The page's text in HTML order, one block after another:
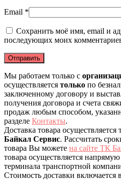
Email *
Сохранить моё имя, email и
последующих моих
Мы работаем только с
осуществляется только по
заключенному договору и
получения договора и счета
продаж любым способом,
разделе Контакты.
Доставка товара осуществляется
Байкал Сервис. Рассчитать
товара Вы можете на сайте ТК
товара осуществляется
терминала транспортной
Стоимость доставки включается